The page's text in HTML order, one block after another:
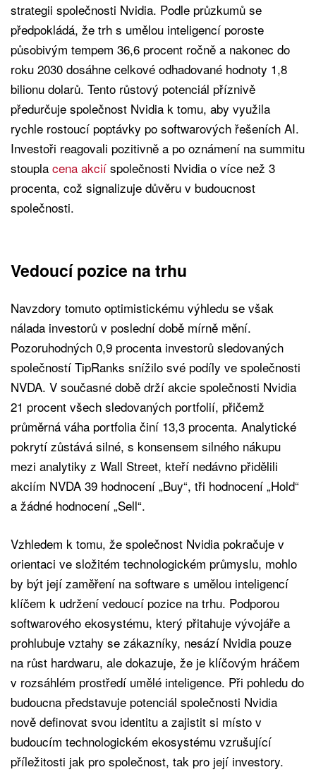
strategii společnosti Nvidia. Podle průzkumů se
předpokládá, že trh s umělou inteligencí poroste
působivým tempem 36,6 procent ročně a nakonec do
roku 2030 dosáhne celkové odhadované hodnoty 1,8
bilionu dolarů. Tento růstový potenciál příznivě
předurčuje společnost Nvidia k tomu, aby využila
rychle rostoucí poptávky po softwarových řešeních AI.
Investoři reagovali pozitivně a po oznámení na summitu
stoupla cena akcií společnosti Nvidia o více než 3
procenta, což signalizuje důvěru v budoucnost
společnosti.
Vedoucí pozice na trhu
Navzdory tomuto optimistickému výhledu se však
nálada investorů v poslední době mírně mění.
Pozoruhodných 0,9 procenta investorů sledovaných
společností TipRanks snížilo své podíly ve společnosti
NVDA. V současné době drží akcie společnosti Nvidia
21 procent všech sledovaných portfolií, přičemž
průměrná váha portfolia činí 13,3 procenta. Analytické
pokrytí zůstává silné, s konsensem silného nákupu
mezi analytiky z Wall Street, kteří nedávno přidělili
akciím NVDA 39 hodnocení „Buy“, tři hodnocení „Hold“
a žádné hodnocení „Sell“.
Vzhledem k tomu, že společnost Nvidia pokračuje v
orientaci ve složitém technologickém průmyslu, mohlo
by být její zaměření na software s umělou inteligencí
klíčem k udržení vedoucí pozice na trhu. Podporou
softwarového ekosystému, který přitahuje vývojáře a
prohlubuje vztahy se zákazníky, nesází Nvidia pouze
na růst hardwaru, ale dokazuje, že je klíčovým hráčem
v rozsáhlém prostředí umělé inteligence. Při pohledu do
budoucna představuje potenciál společnosti Nvidia
nově definovat svou identitu a zajistit si místo v
budoucím technologickém ekosystému vzrušující
příležitosti jak pro společnost, tak pro její investory.